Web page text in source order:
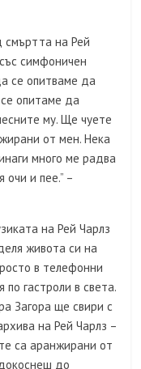
смъртта на Рей
симфоничен
се опитваме да
опитаме да
му. Ще чуете
от мен. Нека
много ме радва
очи и пее.” –
на Рей Чарлз
живота си на
в телефонни
гастроли в света.
Загора ще свири с
на Рей Чарлз –
са аранжирани от
до